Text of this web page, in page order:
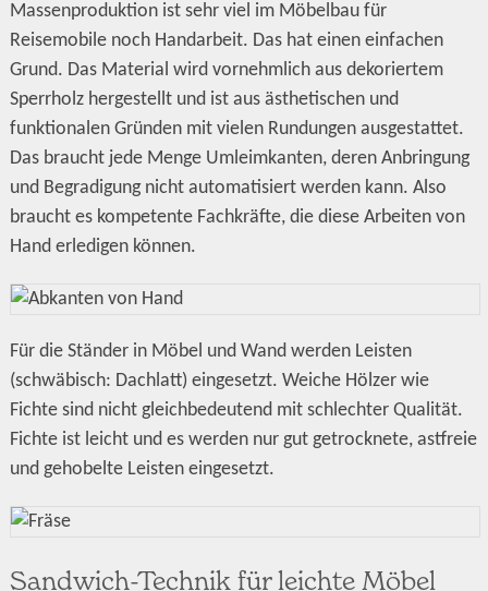
Massenproduktion ist sehr viel im Möbelbau für
Reisemobile noch Handarbeit. Das hat einen einfachen
Grund. Das Material wird vornehmlich aus dekoriertem
Sperrholz hergestellt und ist aus ästhetischen und
funktionalen Gründen mit vielen Rundungen ausgestattet.
Das braucht jede Menge Umleimkanten, deren Anbringung
und Begradigung nicht automatisiert werden kann. Also
braucht es kompetente Fachkräfte, die diese Arbeiten von
Hand erledigen können.
Für die Ständer in Möbel und Wand werden Leisten
(schwäbisch: Dachlatt) eingesetzt. Weiche Hölzer wie
Fichte sind nicht gleichbedeutend mit schlechter Qualität.
Fichte ist leicht und es werden nur gut getrocknete, astfreie
und gehobelte Leisten eingesetzt.
Sandwich-Technik für leichte Möbel